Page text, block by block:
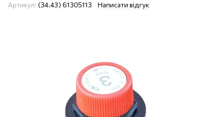
Артикул: (34.43) 61305113 Написати відгук